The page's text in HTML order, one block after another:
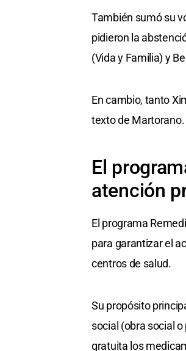
También sumó su
pidieron la
(Vida y Familia) y
En cambio, tanto
texto de
El
atención
El programa
para garantizar el
centros de salud.
Su propósito
social (obra social
gratuita los